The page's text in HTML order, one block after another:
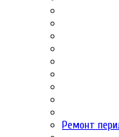
Ремонт